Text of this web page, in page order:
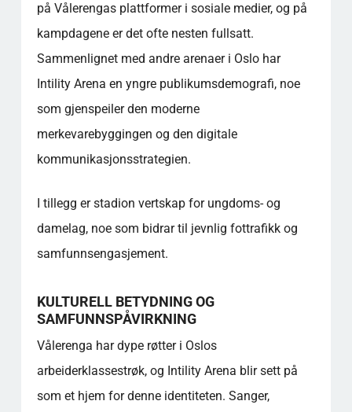
på Vålerengas plattformer i sosiale medier, og på
kampdagene er det ofte nesten fullsatt.
Sammenlignet med andre arenaer i Oslo har
Intility Arena en yngre publikumsdemografi, noe
som gjenspeiler den moderne
merkevarebyggingen og den digitale
kommunikasjonsstrategien.
I tillegg er stadion vertskap for ungdoms- og
damelag, noe som bidrar til jevnlig fottrafikk og
samfunnsengasjement.
KULTURELL BETYDNING OG
SAMFUNNSPÅVIRKNING
Vålerenga har dype røtter i Oslos
arbeiderklassestrøk, og Intility Arena blir sett på
som et hjem for denne identiteten. Sanger,